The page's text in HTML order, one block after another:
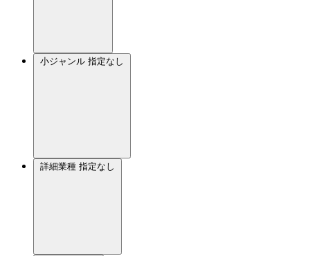
小ジャンル 指定なし
詳細業種 指定なし